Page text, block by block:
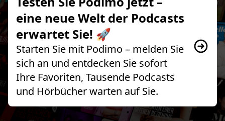
eine neue Welt der Podcasts
erwartet Sie! 🚀
Starten Sie mit Podimo – melden Sie
sich an und entdecken Sie sofort
Ihre Favoriten, Tausende Podcasts
und Hörbücher warten auf Sie.